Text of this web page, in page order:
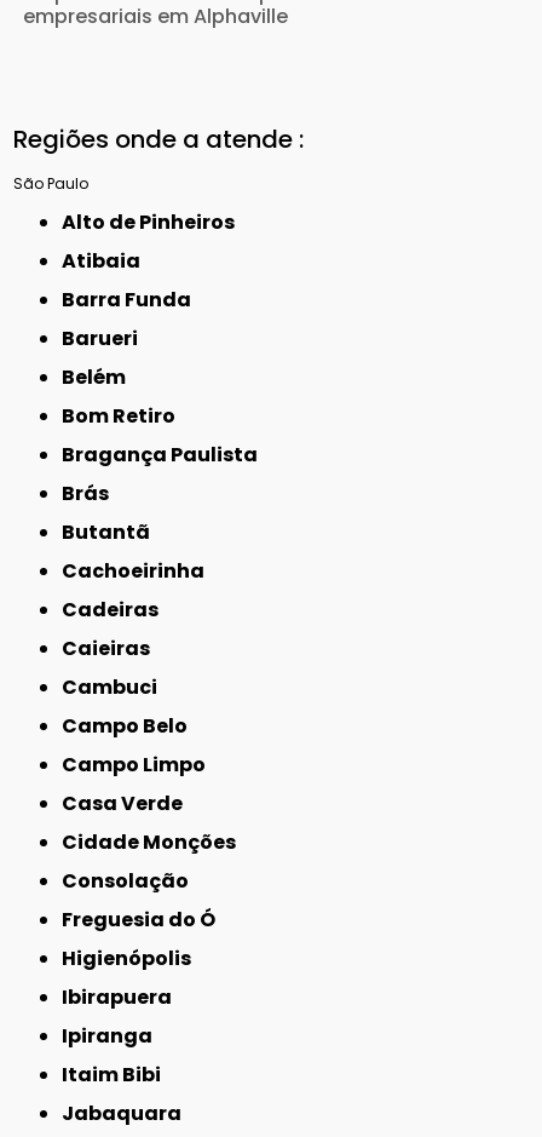
empresariais em Alphaville
Regiões onde a atende :
São Paulo
Alto de Pinheiros
Atibaia
Barra Funda
Barueri
Belém
Bom Retiro
Bragança Paulista
Brás
Butantã
Cachoeirinha
Cadeiras
Caieiras
Cambuci
Campo Belo
Campo Limpo
Casa Verde
Cidade Monções
Consolação
Freguesia do Ó
Higienópolis
Ibirapuera
Ipiranga
Itaim Bibi
Jabaquara